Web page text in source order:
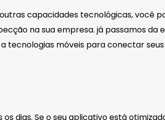
capacidades tecnológicas, você
na sua empresa. já passamos da
tecnologias móveis para conectar
dias. Se o seu aplicativo está